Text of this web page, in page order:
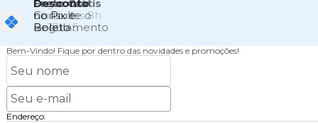
Cartão
de
Crédito
Segunda a
Sexta das 8h
às 17h45
Frete Grátis
Consulte o
Regulamento
Desconto
no Pix e
Boleto
Bem-Vindo! Fique por dentro das novidades e promoções!
Endereço: